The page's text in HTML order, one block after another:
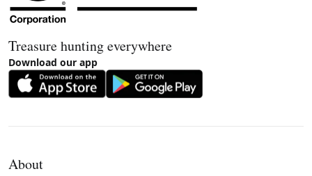
Treasure hunting everywhere
Download our app
About